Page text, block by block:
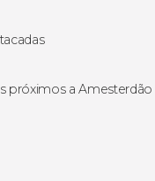
Vermelha
e free tours
próximos a Amesterdão